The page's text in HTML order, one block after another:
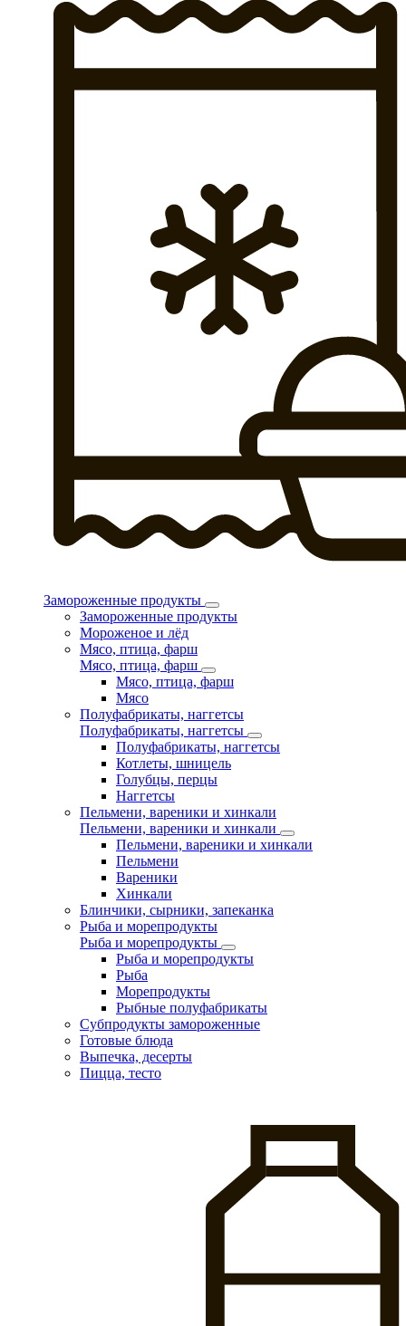
Замороженные продукты
Замороженные продукты
Мороженое и лёд
Мясо, птица, фарш
Мясо, птица, фарш
Мясо, птица, фарш
Мясо
Полуфабрикаты, наггетсы
Полуфабрикаты, наггетсы
Полуфабрикаты, наггетсы
Котлеты, шницель
Голубцы, перцы
Наггетсы
Пельмени, вареники и хинкали
Пельмени, вареники и хинкали
Пельмени, вареники и хинкали
Пельмени
Вареники
Хинкали
Блинчики, сырники, запеканка
Рыба и морепродукты
Рыба и морепродукты
Рыба и морепродукты
Рыба
Морепродукты
Рыбные полуфабрикаты
Субпродукты замороженные
Готовые блюда
Выпечка, десерты
Пицца, тесто